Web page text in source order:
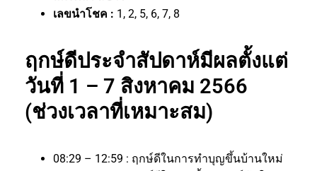
เลขนำโชค : 1, 2, 5, 6, 7, 8
ฤกษ์ดีประจำสัปดาห์มีผลตั้งแต่
วันที่ 1 – 7 สิงหาคม 2566
(ช่วงเวลาที่เหมาะสม)
08:29 – 12:59 : ฤกษ์ดีในการทำบุญขึ้นบ้านใหม่